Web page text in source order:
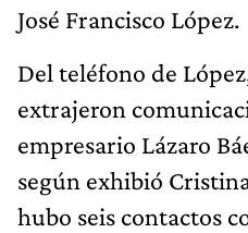
José Francisco López.
Del teléfono de
extrajeron
empresario Lázaro
según exhibió
hubo seis contactos